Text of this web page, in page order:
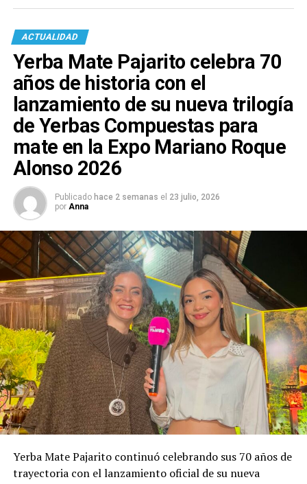
ACTUALIDAD
Yerba Mate Pajarito celebra 70
años de historia con el
lanzamiento de su nueva trilogía
de Yerbas Compuestas para
mate en la Expo Mariano Roque
Alonso 2026
Publicado hace 2 semanas el 23 julio, 2026
por Anna
Yerba Mate Pajarito continuó celebrando sus 70 años de
trayectoria con el lanzamiento oficial de su nueva